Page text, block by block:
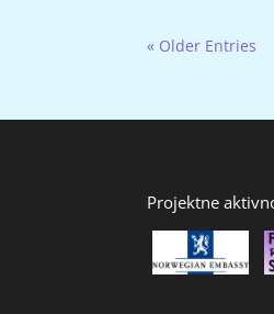
« Older Entries
Projektne